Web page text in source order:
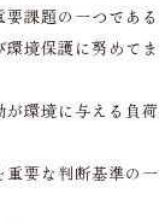
課題の一つである
境保護に努めてま
環境に与える負荷
要な判断基準の一